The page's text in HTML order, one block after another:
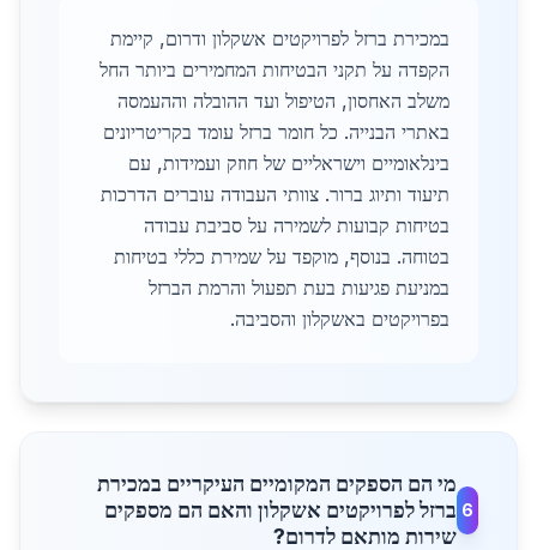
במכירת ברזל לפרויקטים אשקלון ודרום, קיימת
הקפדה על תקני הבטיחות המחמירים ביותר החל
משלב האחסון, הטיפול ועד ההובלה וההעמסה
באתרי הבנייה. כל חומר ברזל עומד בקריטריונים
בינלאומיים וישראליים של חוזק ועמידות, עם
תיעוד ותיוג ברור. צוותי העבודה עוברים הדרכות
בטיחות קבועות לשמירה על סביבת עבודה
בטוחה. בנוסף, מוקפד על שמירת כללי בטיחות
במניעת פגיעות בעת תפעול והרמת הברזל
בפרויקטים באשקלון והסביבה.
6
מי הם הספקים המקומיים העיקריים במכירת
ברזל לפרויקטים אשקלון והאם הם מספקים
שירות מותאם לדרום?